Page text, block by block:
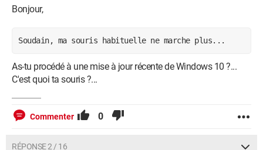
Bonjour,
Soudain, ma souris habituelle ne marche plus...
As-tu procédé à une mise à jour récente de Windows 10 ?...
C'est quoi ta souris ?...
Commenter 0
RÉPONSE 2 / 16